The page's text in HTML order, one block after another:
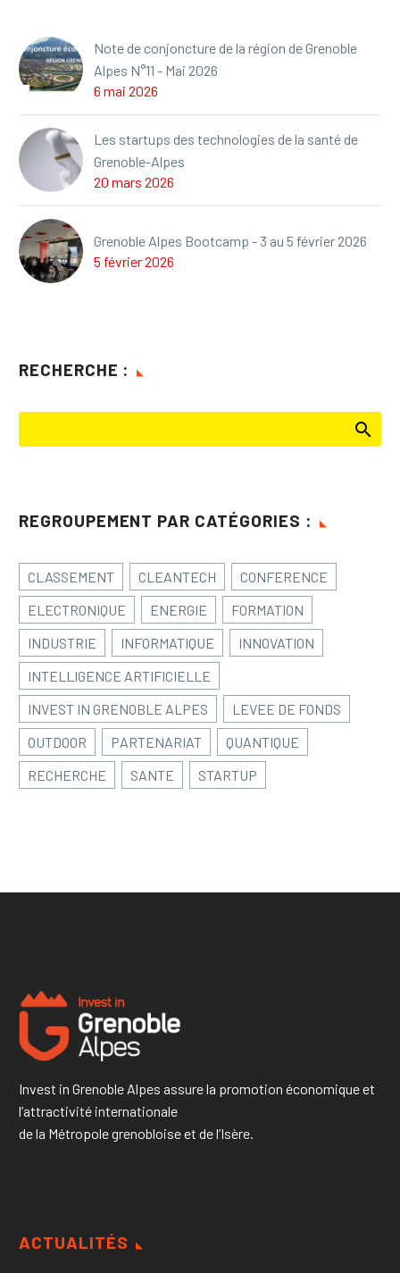
Note de conjoncture de la région de Grenoble
Alpes N°11 - Mai 2026
6 mai 2026
Les startups des technologies de la santé de
Grenoble-Alpes
20 mars 2026
Grenoble Alpes Bootcamp - 3 au 5 février 2026
5 février 2026
RECHERCHE :
REGROUPEMENT PAR CATÉGORIES :
CLASSEMENT CLEANTECH
CONFERENCE
ELECTRONIQUE
ENERGIE
FORMATION
INDUSTRIE
INFORMATIQUE
INNOVATION
INTELLIGENCE ARTIFICIELLE
INVEST IN GRENOBLE ALPES
LEVEE DE FONDS
OUTDOOR
PARTENARIAT
QUANTIQUE
RECHERCHE
SANTE STARTUP
Invest in Grenoble Alpes assure la promotion économique et
l’attractivité internationale
de la Métropole grenobloise et de l’Isère.
ACTUALITÉS